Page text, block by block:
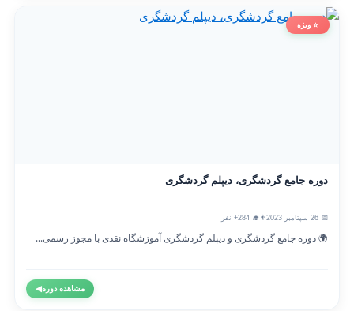
⭐ ویژه
دوره جامع گردشگری، دیپلم گردشگری
👨‍🎓 284+ نفر
🌍 دوره جامع گردشگری و دیپلم گردشگری آموزشگاه نقدی با مجوز رسمی...
مشاهده دوره◀